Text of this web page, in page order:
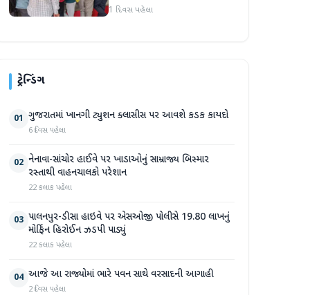
વ્યવસ્થા ઉપલબ્ધ
1 દિવસ પહેલા
ટ્રેન્ડિંગ
01 ગુજરાતમાં ખાનગી ટ્યુશન ક્લાસીસ પર આવશે કડક કાયદો
6 દિવસ પહેલા
02 નેનાવા-સાંચોર હાઈવે પર ખાડાઓનું સામ્રાજ્ય બિસ્માર
રસ્તાથી વાહનચાલકો પરેશાન
22 કલાક પહેલા
03 પાલનપુર-ડીસા હાઇવે પર એસઓજી પોલીસે 19.80 લાખનું
મોર્ફિન હિરોઈન ઝડપી પાડ્યું
22 કલાક પહેલા
04 આજે આ રાજ્યોમાં ભારે પવન સાથે વરસાદની આગાહી
2 દિવસ પહેલા